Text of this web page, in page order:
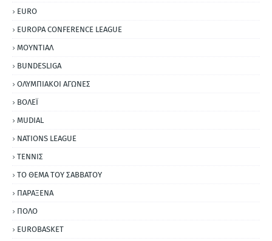
EURO
EUROPA CONFERENCE LEAGUE
ΜΟΥΝΤΙΑΛ
BUNDESLIGA
ΟΛΥΜΠΙΑΚΟΙ ΑΓΩΝΕΣ
ΒΟΛΕΪ
MUDIAL
NATIONS LEAGUE
ΤΕΝΝΙΣ
ΤΟ ΘΕΜΑ ΤΟΥ ΣΑΒΒΑΤΟΥ
ΠΑΡΑΞΕΝΑ
ΠΟΛΟ
EUROBASKET